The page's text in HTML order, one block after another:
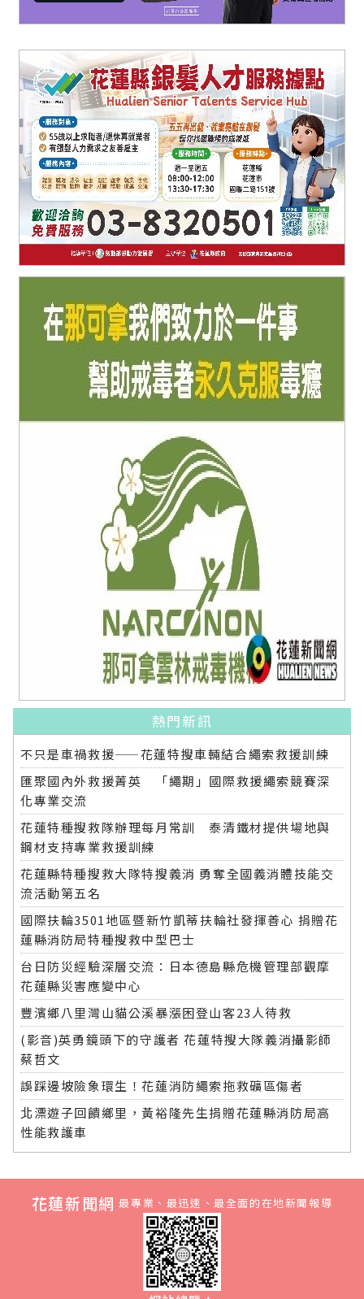
熱門新訊
不只是車禍救援——花蓮特搜車輛結合繩索救援訓練
匯聚國內外救援菁英 「繩期」國際救援繩索競賽深
化專業交流
花蓮特種搜救隊辦理每月常訓 泰清鐵材提供場地與
鋼材支持專業救援訓練
花蓮縣特種搜救大隊特搜義消 勇奪全國義消體技能交
流活動第五名
國際扶輪3501地區暨新竹凱蒂扶輪社發揮善心 捐贈花
蓮縣消防局特種搜救中型巴士
台日防災經驗深層交流：日本德島縣危機管理部觀摩
花蓮縣災害應變中心
豐濱鄉八里灣山貓公溪暴漲困登山客23人待救
(影音)英勇鏡頭下的守護者 花蓮特搜大隊義消攝影師
蔡哲文
誤踩邊坡險象環生！花蓮消防繩索拖救礦區傷者
北漂遊子回饋鄉里，黃裕隆先生捐贈花蓮縣消防局高
性能救護車
花蓮新聞網 最專業、最迅速、最全面的在地新聞報導